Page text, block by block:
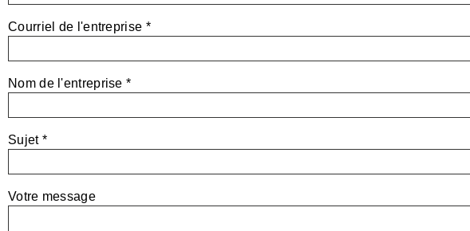
Courriel de l'entreprise *
Nom de l'entreprise *
Sujet *
Votre message